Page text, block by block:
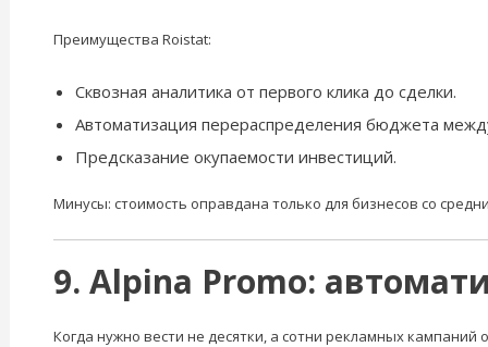
Преимущества Roistat:
Сквозная аналитика от первого клика до сделки.
Автоматизация перераспределения бюджета
Предсказание окупаемости инвестиций.
Минусы: стоимость оправдана только для бизнесов со
9. Alpina Promo:
Когда нужно вести не десятки, а сотни рекламных